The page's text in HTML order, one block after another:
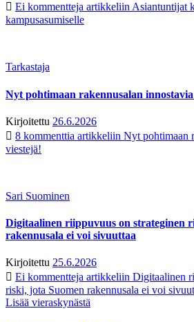
Ei kommentteja artikkeliin Asiantuntijat
kampusasumiselle
Tarkastaja
Nyt pohtimaan rakennusalan
Kirjoitettu 26.6.2026
8 kommenttia artikkeliin Nyt pohtimaan
viestejä!
Sari Suominen
Digitaalinen riippuvuus on strateginen
rakennusala ei voi sivuuttaa
Kirjoitettu 25.6.2026
Ei kommentteja artikkeliin Digitaalinen
riski, jota Suomen rakennusala ei voi
Lisää vieraskynästä